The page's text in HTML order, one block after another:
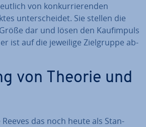
von kon­kur­rie­ren­den
un­ter­schei­det. Sie stellen die
dar und lösen den Kauf­im­puls
ist auf die jeweilige Ziel­grup­pe ab­
von Theorie und
das noch heute als Stan­